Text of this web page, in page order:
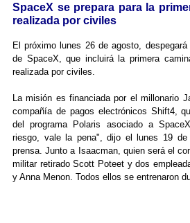
SpaceX se prepara para la
realizada por civiles
El próximo lunes 26 de agosto,
de SpaceX, que incluirá la primera
realizada por civiles.
La misión es financiada por el millonario
compañía de pagos electrónicos Shift4,
del programa Polaris asociado a
riesgo, vale la pena", dijo el lunes 19 de
prensa. Junto a Isaacman, quien será el
militar retirado Scott Poteet y dos
y Anna Menon. Todos ellos se entrenaron